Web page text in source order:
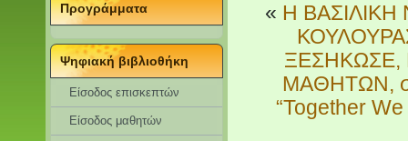
Προγράμματα
Ψηφιακή βιβλιοθήκη
Είσοδος επισκεπτών
Eίσοδος μαθητών
« Η
ΞΕΣΗΚΩΣΕ,
ΜΑΘΗΤΩΝ,
“Together